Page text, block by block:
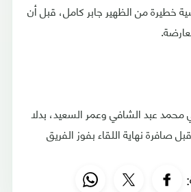
خطيرة من الظهير جابر كامل، قبل أن
محمد عبد الشافي وعمر السعيد، بدلا
صافرة نهاية اللقاء بفوز الفريق